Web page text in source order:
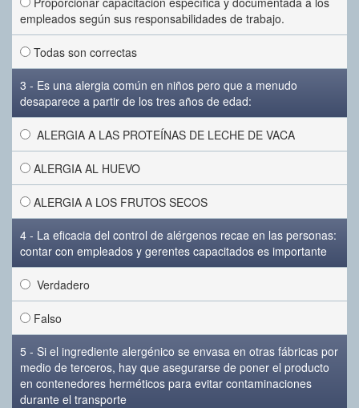
empleados según sus responsabilidades de trabajo.
Todas son correctas
3 - Es una alergia común en niños pero que a menudo
desaparece a partir de los tres años de edad:
ALERGIA A LAS PROTEÍNAS DE LECHE DE VACA
ALERGIA AL HUEVO
ALERGIA A LOS FRUTOS SECOS
4 - La eficacia del control de alérgenos recae en las personas:
contar con empleados y gerentes capacitados es importante
Verdadero
Falso
5 - Si el ingrediente alergénico se envasa en otras fábricas por
medio de terceros, hay que asegurarse de poner el producto
en contenedores herméticos para evitar contaminaciones
durante el transporte